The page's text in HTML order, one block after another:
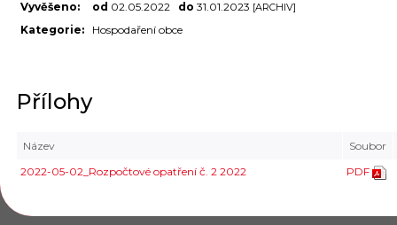
Vyvěšeno: od 02.05.2022 do 31.01.2023 [ARCHIV]
Kategorie: Hospodaření obce
Přílohy
Název
Soubor
2022-05-02_Rozpočtové opatření č. 2 2022
PDF